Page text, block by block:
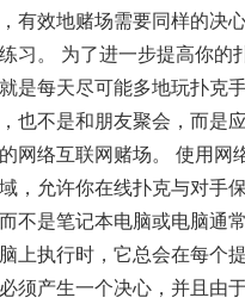
有效地赌场需要同样的决
习。 为了进一步提高你的
是每天尽可能多地玩扑克
也不是和朋友聚会，而是
网络互联网赌场。 使用网
，允许你在线扑克与对手
不是笔记本电脑或电脑通
上执行时，它总会在每个
须产生一个决心，并且由